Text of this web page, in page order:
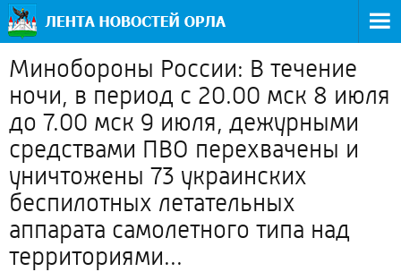
Минобороны России: В течение
ночи, в период с 20.00 мск 8 июля
до 7.00 мск 9 июля, дежурными
средствами ПВО перехвачены и
уничтожены 73 украинских
беспилотных летательных
аппарата самолетного типа над
территориями...